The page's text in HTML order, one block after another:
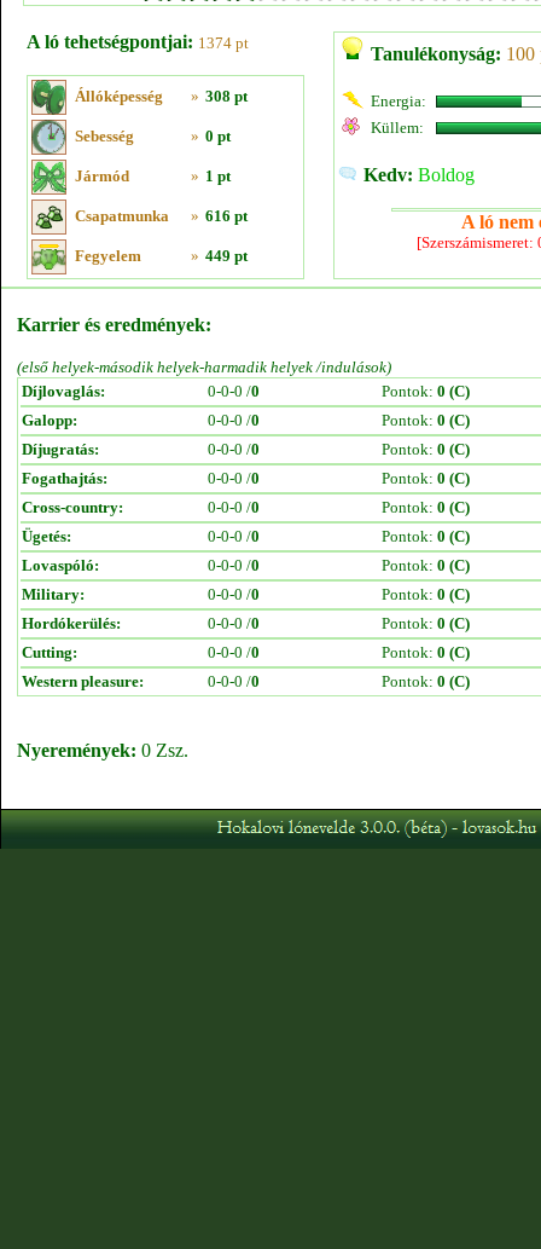
A ló tehetségpontjai: 1374 pt
Állóképesség » 308 pt
Sebesség » 0 pt
Jármód » 1 pt
Csapatmunka » 616 pt
Fegyelem » 449 pt
Tanulékonyság: 100
Energia:
Küllem:
Kedv: Boldog
A ló nem
Karrier és eredmények:
(első helyek-második helyek-harmadik helyek /indulások)
Díjlovaglás:
0-0-0 /0 Pontok: 0 (C)
Galopp:
0-0-0 /0 Pontok: 0 (C)
Díjugratás:
0-0-0 /0 Pontok: 0 (C)
Fogathajtás:
0-0-0 /0 Pontok: 0 (C)
Cross-country:
0-0-0 /0 Pontok: 0 (C)
Ügetés:
0-0-0 /0 Pontok: 0 (C)
Lovaspóló:
0-0-0 /0 Pontok: 0 (C)
Military:
0-0-0 /0 Pontok: 0 (C)
Hordókerülés:
0-0-0 /0 Pontok: 0 (C)
Cutting:
0-0-0 /0 Pontok: 0 (C)
Western pleasure:
0-0-0 /0 Pontok: 0 (C)
Nyeremények: 0 Zsz.